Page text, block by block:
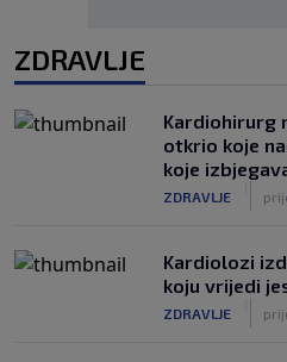
ZDRAVLJE
Kardiohirurg
otkrio koje
koje
ZDRAVLJE
Kardiolozi
koju vrijedi
ZDRAVLJE